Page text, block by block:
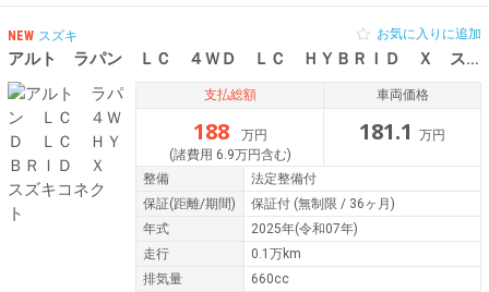
NEW スズキ
アルト ラパン ＬＣ ４ＷＤ ＬＣ ＨＹＢＲＩＤ Ｘ スズキコネクト
お気に入りに追加
支払総額
188
万円
(諸費用 6.9万円含む)
車両価格
181.1 万円
整備
法定整備付
保証(距離/期間) 保証付 (無制限 / 36ヶ月)
年式
2025年(令和07年)
走行
0.1万km
排気量
660cc